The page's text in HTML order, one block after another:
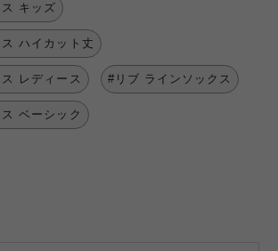
キッズ
ハイカット丈
レディース #リブ ラインソックス
ベーシック